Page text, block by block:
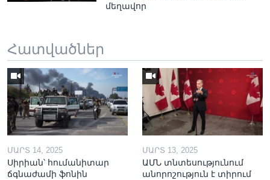
մեղավոր
Հատվածներ
ՄԱՐՏ 14, 2025
Սիրիան՝ հումանիտար
ճգնաժամի ֆոնին
ՄԱՐՏ 13, 2025
ԱՄՆ տնտեսությունում
անորոշություն է տիրում